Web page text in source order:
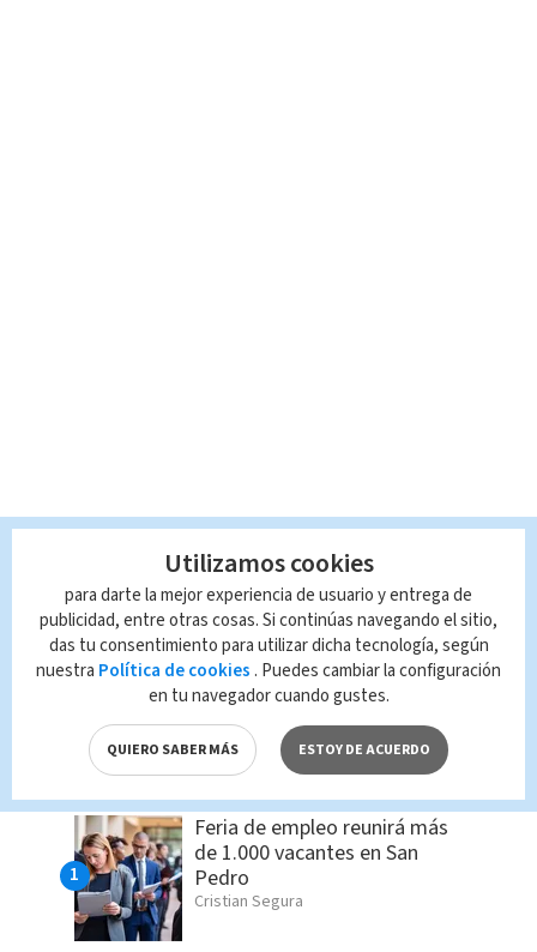
LO MÁS BUSCADO
Feria de empleo reunirá más
de 1.000 vacantes en San
Pedro
Cristian Segura
Utilizamos cookies
para darte la mejor experiencia de usuario y entrega de
publicidad, entre otras cosas. Si continúas navegando el sitio,
das tu consentimiento para utilizar dicha tecnología, según
nuestra Política de cookies . Puedes cambiar la configuración
en tu navegador cuando gustes.
QUIERO SABER MÁS ESTOY DE ACUERDO